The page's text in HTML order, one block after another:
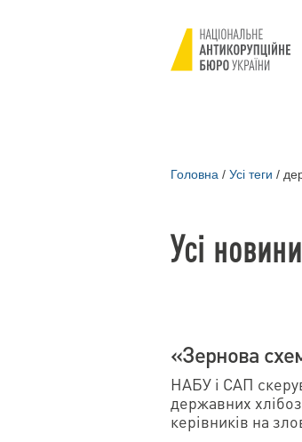
Головна / Усі теги /
Усі
«Зернова
НАБУ і САП
державних
керівників на